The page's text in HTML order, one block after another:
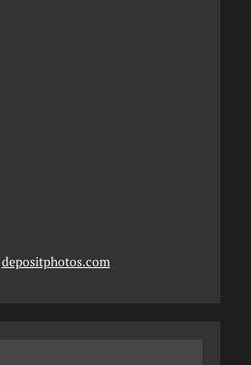
depositphotos.com